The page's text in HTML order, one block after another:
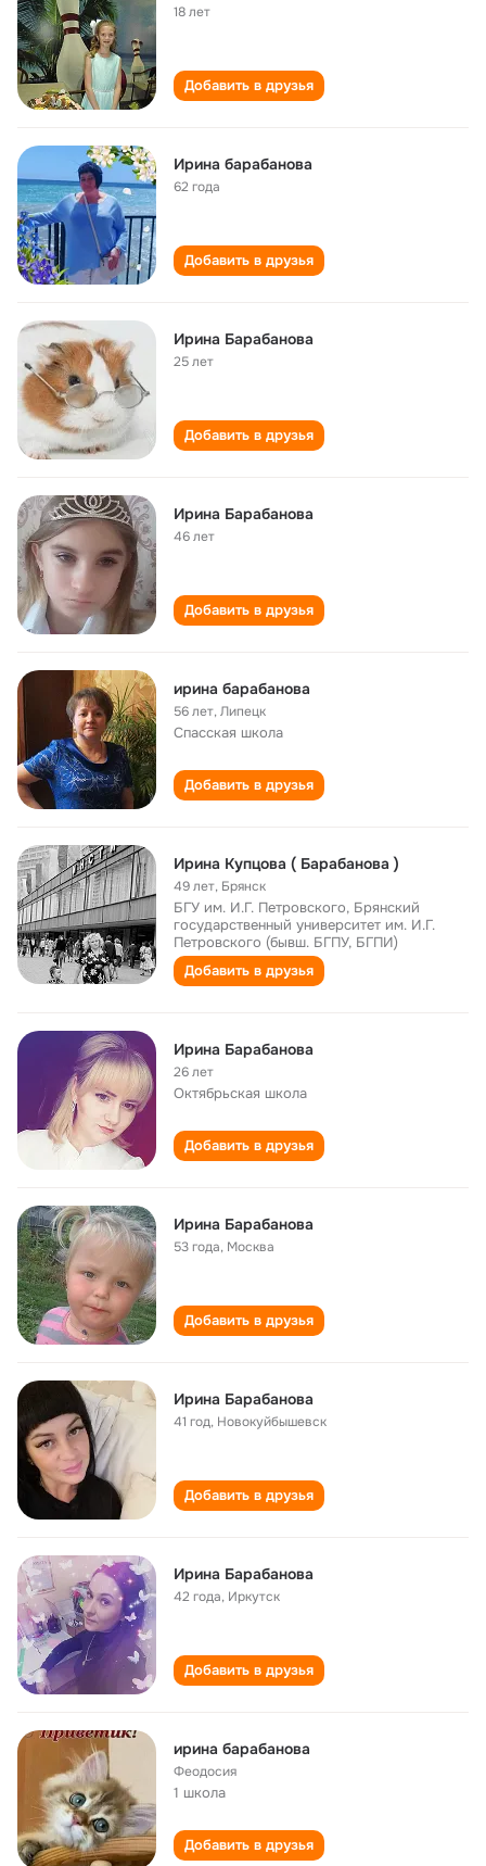
18 лет
Добавить в друзья
Ирина барабанова
62 года
Добавить в друзья
Ирина Барабанова
25 лет
Добавить в друзья
Ирина Барабанова
46 лет
Добавить в друзья
ирина барабанова
56 лет,Липецк
Спасская школа
Добавить в друзья
Ирина Купцова ( Барабанова )
49 лет, Брянск
БГУ им. И.Г. Петровского, Брянский
государственный университет им. И.Г.
Петровского (бывш. БГПУ, БГПИ)
Добавить в друзья
Ирина Барабанова
26 лет
Октябрьская школа
Добавить в друзья
Ирина Барабанова
53 года, Москва
Добавить в друзья
Ирина Барабанова
41 год, Новокуйбышевск
Добавить в друзья
Ирина Барабанова
42 года, Иркутск
Добавить в друзья
ирина барабанова
Феодосия
1 школа
Добавить в друзья